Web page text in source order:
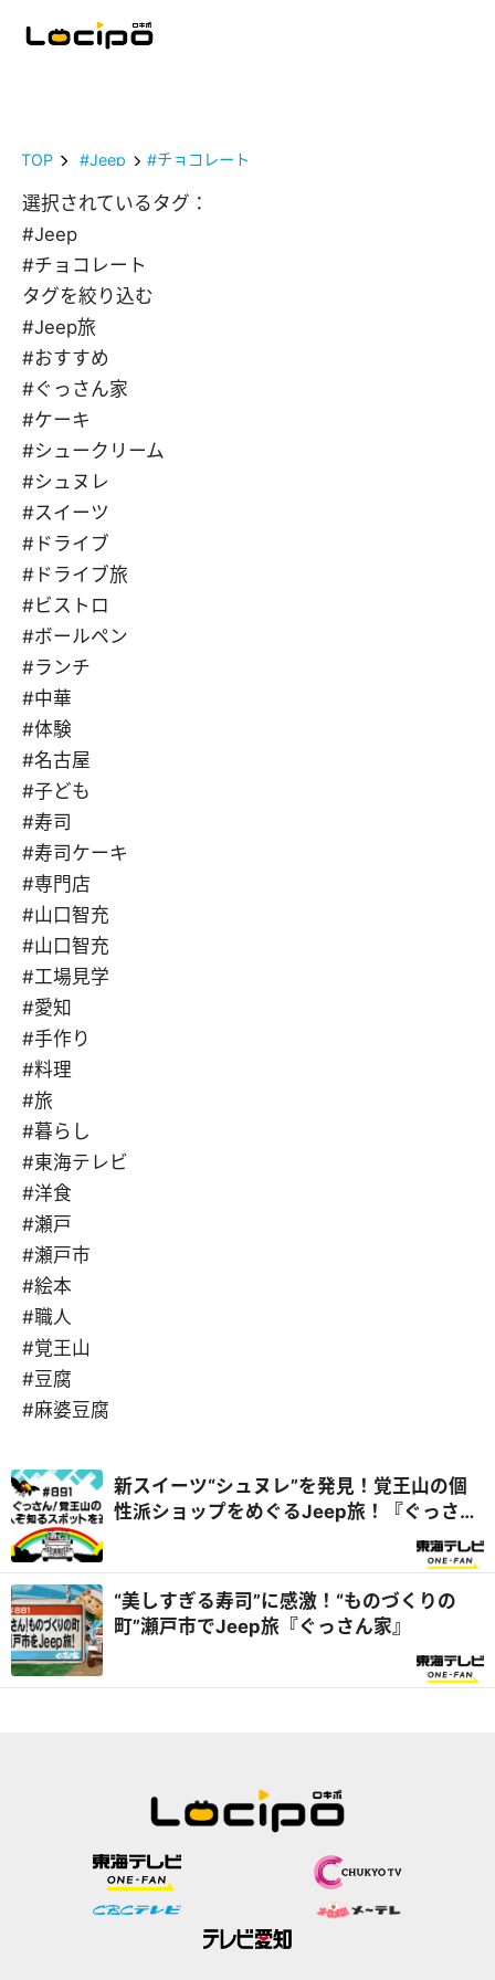
TOP #Jeep #チョコレート
選択されているタグ：
#Jeep
#チョコレート
タグを絞り込む
#Jeep旅
#おすすめ
#ぐっさん家
#ケーキ
#シュークリーム
#シュヌレ
#スイーツ
#ドライブ
#ドライブ旅
#ビストロ
#ボールペン
#ランチ
#中華
#体験
#名古屋
#子ども
#寿司
#寿司ケーキ
#専門店
#山口智充
#山口智充
#工場見学
#愛知
#手作り
#料理
#旅
#暮らし
#東海テレビ
#洋食
#瀬戸
#瀬戸市
#絵本
#職人
#覚王山
#豆腐
#麻婆豆腐
新スイーツ“シュヌレ”を発見！覚王山の個
性派ショップをめぐるJeep旅！『ぐっさん
“美しすぎる寿司”に感激！“ものづくりの
町”瀬戸市でJeep旅『ぐっさん家』